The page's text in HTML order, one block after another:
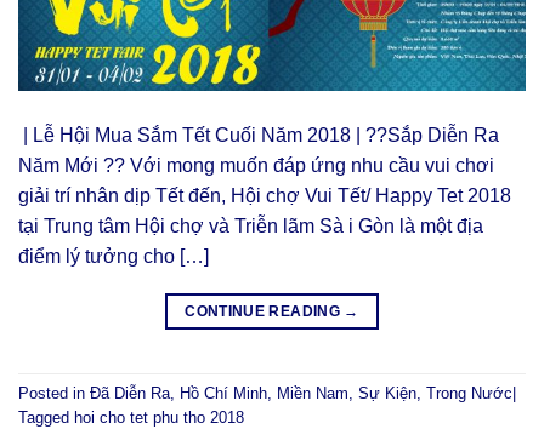
| Lễ Hội Mua Sắm Tết Cuối Năm 2018 | ??Sắp Diễn Ra
Năm Mới ?? Với mong muốn đáp ứng nhu cầu vui chơi
giải trí nhân dịp Tết đến, Hội chợ Vui Tết/ Happy Tet 2018
tại Trung tâm Hội chợ và Triễn lãm Sà i Gòn là một địa
điểm lý tưởng cho […]
CONTINUE READING →
Posted in Đã Diễn Ra Hồ Chí Minh Miền Nam Sự Kiện Trong Nước
Tagged hoi cho tet phu tho 2018